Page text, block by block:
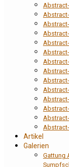
Artikel
Galerien
Gattung